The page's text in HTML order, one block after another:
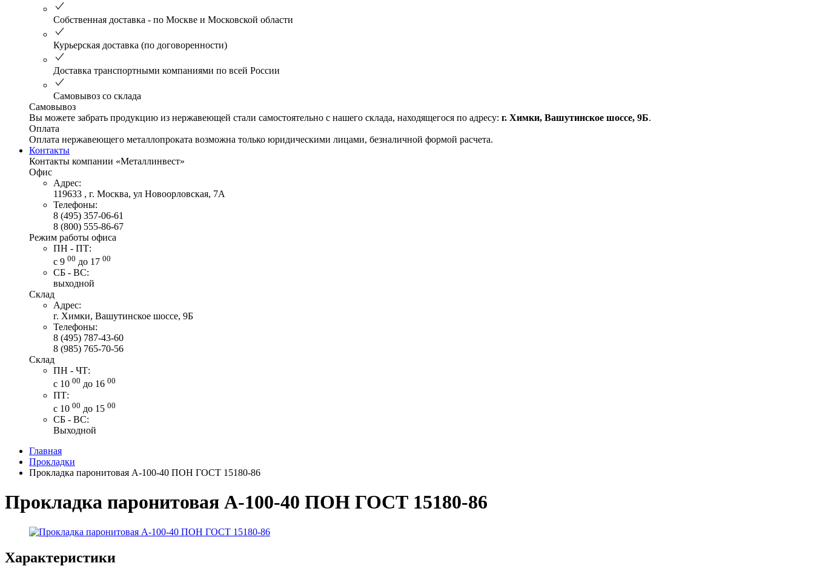
Собственная доставка - по Москве и Московской области
Курьерская доставка (по договоренности)
Доставка транспортными компаниями по всей России
Самовывоз со склада
Самовывоз
Вы можете забрать продукцию из нержавеющей стали самостоятельно с нашего склада, находящегося по адресу: г. Химки, Вашутинское шоссе, 9Б.
Оплата
Оплата нержавеющего металлопроката возможна только юридическими лицами, безналичной формой расчета.
Контакты
Контакты компании «Металлинвест»
Офис
Адрес:
119633 , г. Москва, ул Новоорловская, 7А
Телефоны:
8 (495) 357-06-61
8 (800) 555-86-67
Режим работы офиса
ПН - ПТ:
с 9 00 до 17 00
СБ - ВС:
выходной
Склад
Адрес:
г. Химки, Вашутинское шоссе, 9Б
Телефоны:
8 (495) 787-43-60
8 (985) 765-70-56
Склад
ПН - ЧТ:
с 10 00 до 16 00
ПТ:
с 10 00 до 15 00
СБ - ВС:
Выходной
Главная
Прокладки
Прокладка паронитовая А-100-40 ПОН ГОСТ 15180-86
Прокладка паронитовая А-100-40 ПОН ГОСТ 15180-86
Характеристики